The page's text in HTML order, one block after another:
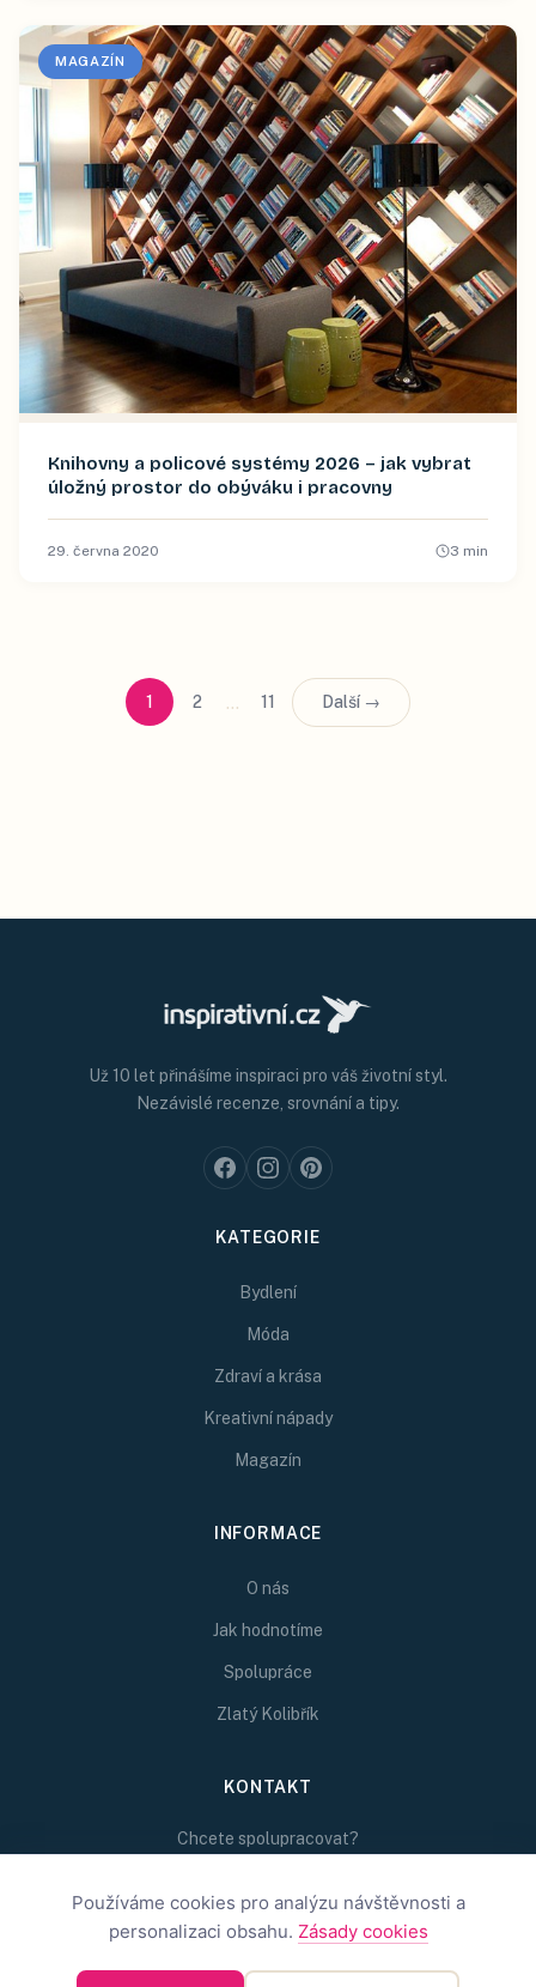
MAGAZÍN
Knihovny a policové systémy 2026 – jak vybrat
úložný prostor do obýváku i pracovny
29. června 2020 3 min
1 2 … 11 Další →
Už 10 let přinášíme inspiraci pro váš životní styl.
Nezávislé recenze, srovnání a tipy.
KATEGORIE
Bydlení
Móda
Zdraví a krása
Kreativní nápady
Magazín
INFORMACE
O nás
Jak hodnotíme
Spolupráce
Zlatý Kolibřík
KONTAKT
Chcete spolupracovat?
redakce@inspirativni.cz
Používáme cookies pro analýzu návštěvnosti a
personalizaci obsahu. Zásady cookies